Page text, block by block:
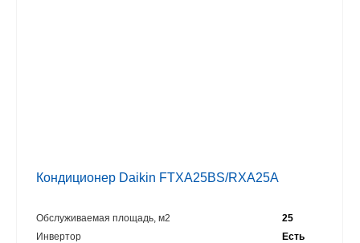
Кондиционер Daikin FTXA25BS/RXA25A
Обслуживаемая площадь, м2
25
Инвертор
Есть